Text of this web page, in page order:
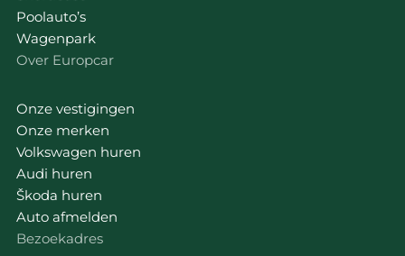
Poolauto’s
Wagenpark
Over Europcar
Onze vestigingen
Onze merken
Volkswagen huren
Audi huren
Škoda huren
Auto afmelden
Bezoekadres